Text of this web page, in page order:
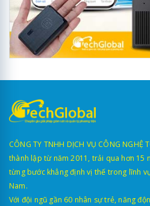
CÔNG TY TNHH DỊCH VỤ CÔNG
thành lập từ năm 2011, trải qua hơn 15
từng bước khẳng định vị thế trong lĩnh
Nam.
Với đội ngũ gần 60 nhân sự trẻ, năng